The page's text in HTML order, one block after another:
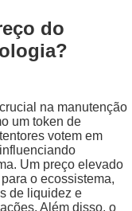
do
na manutenção
um token de
votem em
Um preço elevado
o ecossistema,
de liquidez e
Além disso, o